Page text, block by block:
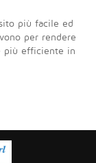
più facile ed
per rendere
più efficiente in